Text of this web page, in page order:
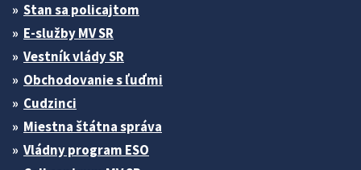
Stan sa policajtom
E-služby MV SR
Vestník vlády SR
Obchodovanie s ľuďmi
Cudzinci
Miestna štátna správa
Vládny program ESO